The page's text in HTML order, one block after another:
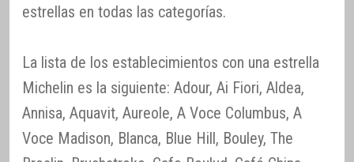
estrellas en todas las categorías.
La lista de los establecimientos con una estrella
Michelin es la siguiente: Adour, Ai Fiori, Aldea,
Annisa, Aquavit, Aureole, A Voce Columbus, A
Voce Madison, Blanca, Blue Hill, Bouley, The